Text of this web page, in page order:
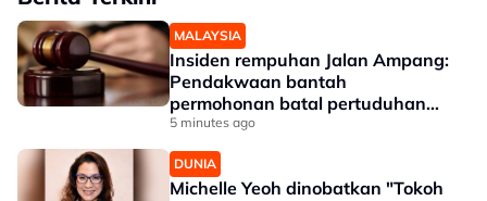
MALAYSIA
Insiden rempuhan Jalan Ampang:
Pendakwaan bantah
permohonan batal pertuduhan
bunuh
5 minutes ago
DUNIA
Michelle Yeoh dinobatkan "Tokoh